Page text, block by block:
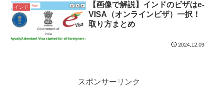
インド
【画像で解説】インドのビザはe-
VISA（オンラインビザ）一択！
取り方まとめ
2024.12.09
スポンサーリンク